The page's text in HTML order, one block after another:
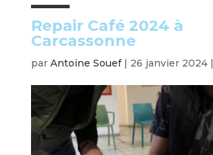
Repair Café 2024 à
Carcassonne
par Antoine Souef| 26 janvier 2024|